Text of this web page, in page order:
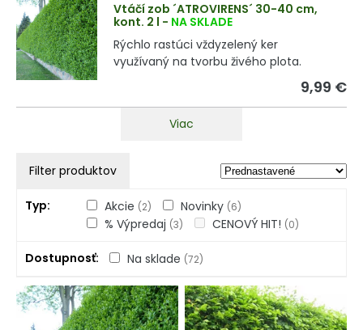
Vtáčí zob ´ATROVIRENS´ 30-40 cm,
kont. 2 l - NA SKLADE
Rýchlo rastúci vždyzelený ker
využívaný na tvorbu živého plota.
9,99 €
Viac
Filter produktov
Typ Akcie (2) Novinky (6)
% Výpredaj (3) CENOVÝ HIT! (0)
Dostupnosť Na sklade (72)